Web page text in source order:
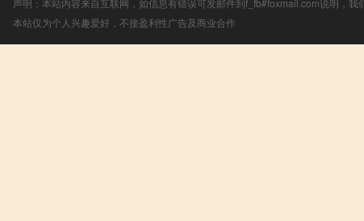
声明：本站内容来自互联网，如信息有错误可发邮件到f_fb#foxmail.com说明，我
本站仅为个人兴趣爱好，不接盈利性广告及商业合作